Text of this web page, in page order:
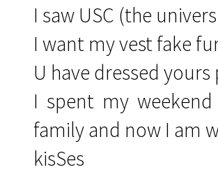
I saw USC (the
I want my vest fake
U have dressed
I spent my
family and now I am
kisSes